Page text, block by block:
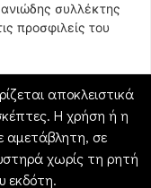
συλλέκτης
προσφιλείς του
αποκλειστικά
Η χρήση ή η
αμετάβλητη, σε
χωρίς τη ρητή
εκδότη.